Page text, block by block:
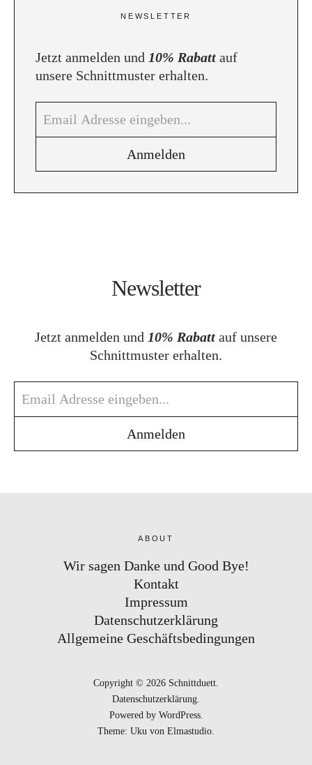
NEWSLETTER
Jetzt anmelden und 10% Rabatt auf
unsere Schnittmuster erhalten.
Newsletter
Jetzt anmelden und 10% Rabatt auf unsere
Schnittmuster erhalten.
ABOUT
Wir sagen Danke und Good Bye!
Kontakt
Impressum
Datenschutzerklärung
Allgemeine Geschäftsbedingungen
Copyright © 2026 Schnittduett
Datenschutzerklärung
Powered by WordPress
Theme: Uku von Elmastudio